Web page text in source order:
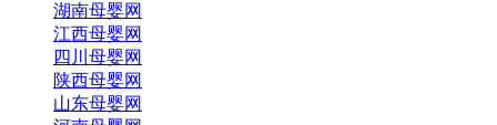
湖南母婴网
江西母婴网
四川母婴网
陕西母婴网
山东母婴网